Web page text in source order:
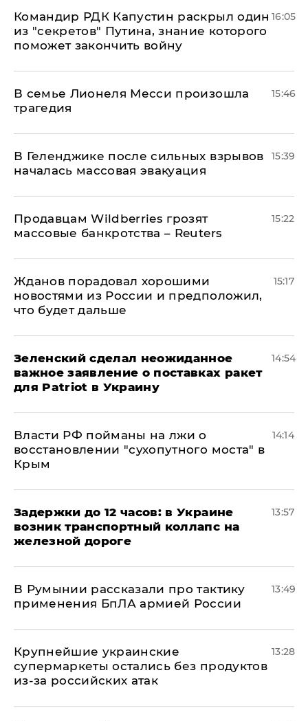
Командир РДК Капустин раскрыл один
из "секретов" Путина, знание которого
поможет закончить войну
16:05
В семье Лионеля Месси произошла
трагедия
15:46
В Геленджике после сильных взрывов
началась массовая эвакуация
15:39
Продавцам Wildberries грозят
массовые банкротства – Reuters
15:22
Жданов порадовал хорошими
новостями из России и предположил,
что будет дальше
15:17
Зеленский сделал неожиданное
важное заявление о поставках ракет
для Patriot в Украину
14:54
Власти РФ пойманы на лжи о
восстановлении "сухопутного моста" в
Крым
14:14
Задержки до 12 часов: в Украине
возник транспортный коллапс на
железной дороге
13:57
В Румынии рассказали про тактику
применения БпЛА армией России
13:49
Крупнейшие украинские
супермаркеты остались без продуктов
из-за российских атак
13:28